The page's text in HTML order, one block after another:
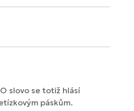
slovo se totiž hlásí
páskům.